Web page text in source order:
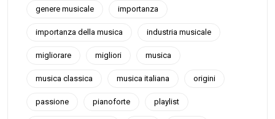
genere musicale importanza
importanza della musica industria musicale
migliorare migliori musica
musica classica musica italiana origini
passione pianoforte playlist